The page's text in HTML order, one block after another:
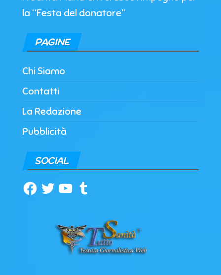
la “Festa del donatore”
PAGINE
Chi Siamo
Contatti
La Redazione
Pubblicità
SOCIAL
Facebook
TwitterYouTubeTumblr